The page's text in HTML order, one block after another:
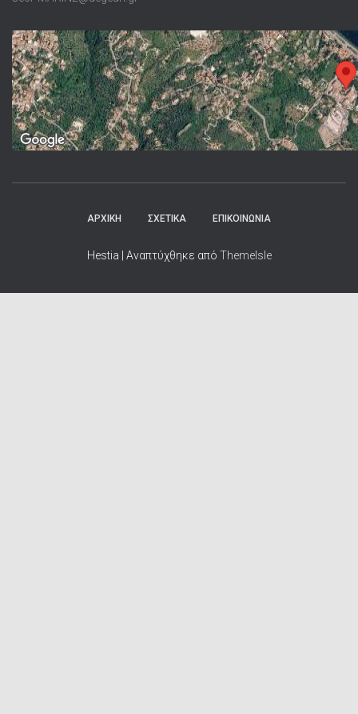
ΑΡΧΙΚΗ ΣΧΕΤΙΚΑ ΕΠΙΚΟΙΝΩΝΙΑ
Hestia | Αναπτύχθηκε από ThemeIsle